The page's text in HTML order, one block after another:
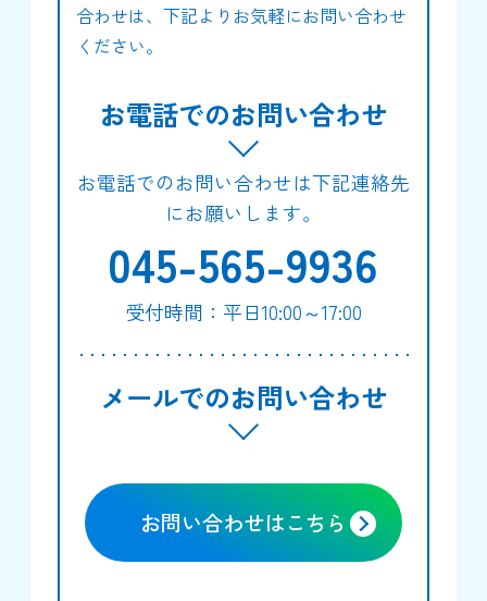
合わせは、下記よりお気軽にお問い合わせ
ください。
お電話でのお問い合わせ
お電話でのお問い合わせは下記連絡先
にお願いします。
045-565-9936
受付時間：平日10:00～17:00
メールでのお問い合わせ
お問い合わせはこちら